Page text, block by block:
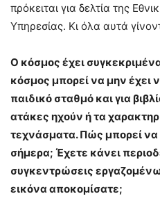
πρόκειται για δελτία της
Υπηρεσίας. Κι όλα αυτά
Ο κόσμος έχει
κόσμος μπορεί να μην έχει
παιδικό σταθμό και για
ατάκες ηχούν ή τα
τεχνάσματα. Πώς μπορεί να
σήμερα; Έχετε κάνει
συγκεντρώσεις
εικόνα αποκομίσατε;